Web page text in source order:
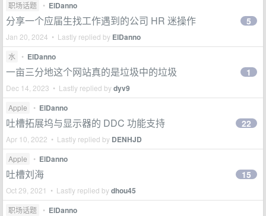
职场话题 • ElDanno
分享一个应届生找工作遇到的公司 HR 迷操作
Jan 20, 2024 • Lastly replied by ElDanno
5
水 • ElDanno
一亩三分地这个网站真的是垃圾中的垃圾
Dec 14, 2023 • Lastly replied bydyv9
1
Apple • ElDanno
吐槽拓展坞与显示器的 DDC 功能支持
Apr 10, 2022 • Lastly replied by DENHJD
22
Apple • ElDanno
吐槽刘海
Oct 29, 2021 • Lastly replied bydhou45
15
职场话题 • ElDanno